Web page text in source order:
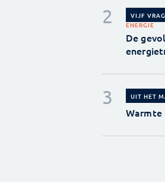
VIJF
ENERGIE
De
UIT HET
Warmte